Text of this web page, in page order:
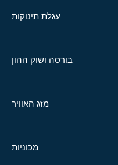
עגלת תינוקות
בורסה ושוק ההון
מזג האוויר
מכוניות